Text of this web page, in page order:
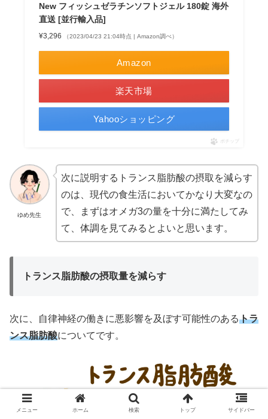
New フィッシュゼラチンソフトジェル 180錠 海外
直送 [並行輸入品]
¥3,296 （2023/04/23 21:04時点 | Amazon調べ）
Amazon
楽天市場
Yahooショッピング
ポチップ
ゆめ先生
次に説明するトランス脂肪酸の摂取を減らす
のは、現代の食生活においてかなり大変なの
で、まずはオメガ3の量を十分に満たしてみ
て、体調を見てみるとよいと思います。
トランス脂肪酸の摂取量を減らす
次に、自律神経の働きに悪影響を及ぼす可能性のあるトラ
ンス脂肪酸についてです。
メニュー ホーム 検索 トップ サイドバー